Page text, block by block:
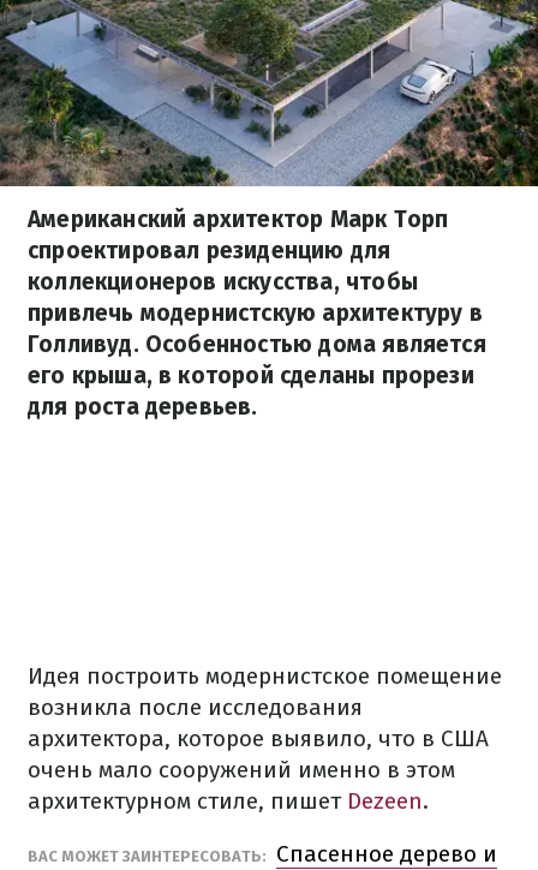
Американский архитектор Марк Торп
спроектировал резиденцию для
коллекционеров искусства, чтобы
привлечь модернистскую архитектуру в
Голливуд. Особенностью дома является
его крыша, в которой сделаны прорези
для роста деревьев.
Идея построить модернистское помещение
возникла после исследования
архитектора, которое выявило, что в США
очень мало сооружений именно в этом
архитектурном стиле, пишетDezeen.
ВАС МОЖЕТ ЗАИНТЕРЕСОВАТЬ:
Спасенное дерево и